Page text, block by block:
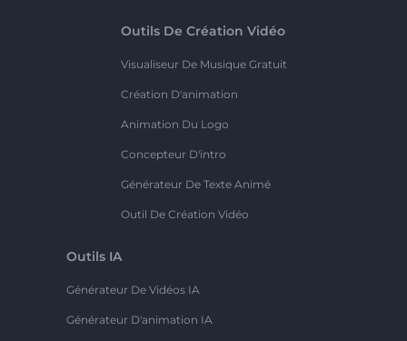
Outils De Création Vidéo
Visualiseur De Musique Gratuit
Création D'animation
Animation Du Logo
Concepteur D'intro
Générateur De Texte Animé
Outil De Création Vidéo
Outils IA
Générateur De Vidéos IA
Générateur D'animation IA